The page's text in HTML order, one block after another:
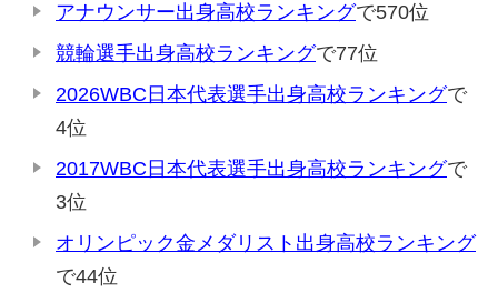
アナウンサー出身高校ランキングで570位
競輪選手出身高校ランキングで77位
2026WBC日本代表選手出身高校ランキングで
4位
2017WBC日本代表選手出身高校ランキングで
3位
オリンピック金メダリスト出身高校ランキング
で44位